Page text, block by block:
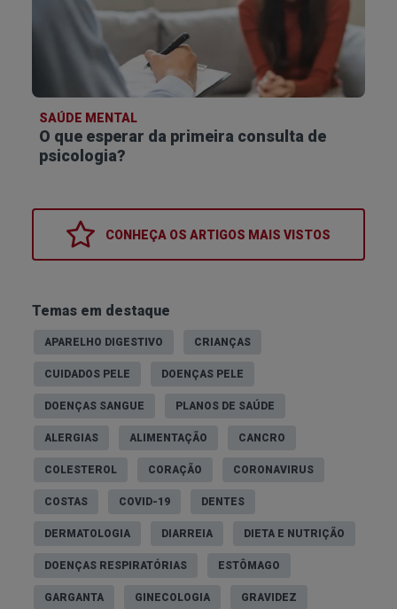
SAÚDE MENTAL
O que esperar da primeira consulta de
psicologia?
CONHEÇA OS ARTIGOS MAIS VISTOS
Temas em destaque
APARELHO DIGESTIVO CRIANÇAS
CUIDADOS PELE DOENÇAS PELE
DOENÇAS SANGUE PLANOS DE SAÚDE
ALERGIAS ALIMENTAÇÃO CANCRO
COLESTEROL CORAÇÃO CORONAVIRUS
COSTAS COVID-19 DENTES
DERMATOLOGIA DIARREIA DIETA E NUTRIÇÃO
DOENÇAS RESPIRATÓRIAS ESTÔMAGO
GARGANTA GINECOLOGIA GRAVIDEZ